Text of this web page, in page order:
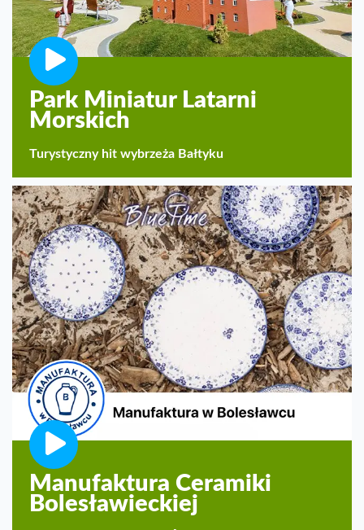
Park Miniatur Latarni
Morskich
Turystyczny hit wybrzeża Bałtyku
Manufaktura Ceramiki
Bolesławieckiej